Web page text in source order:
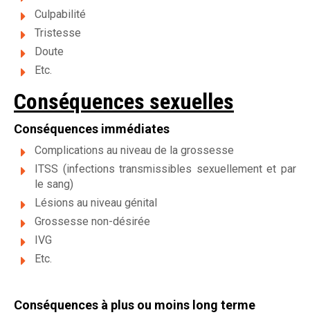
Culpabilité
Tristesse
Doute
Etc.
Conséquences sexuelles
Conséquences immédiates
Complications au niveau de la grossesse
ITSS (infections transmissibles sexuellement et par
le sang)
Lésions au niveau génital
Grossesse non-désirée
IVG
Etc.
Conséquences à plus ou moins long terme